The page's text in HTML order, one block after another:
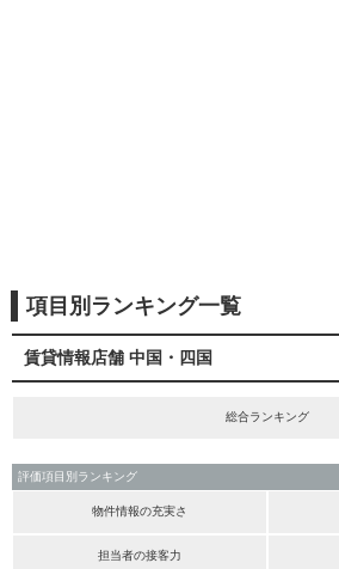
項目別ランキング一覧
賃貸情報店舗 中国・四国
総合ランキング
評価項目別ランキング
物件情報の充実さ
担当者の接客力